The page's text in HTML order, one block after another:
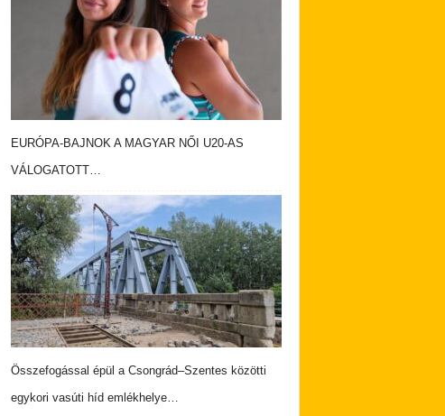
EURÓPA-BAJNOK A MAGYAR NŐI U20-AS
VÁLOGATOTT…
Összefogással épül a Csongrád–Szentes közötti
egykori vasúti híd emlékhelye…